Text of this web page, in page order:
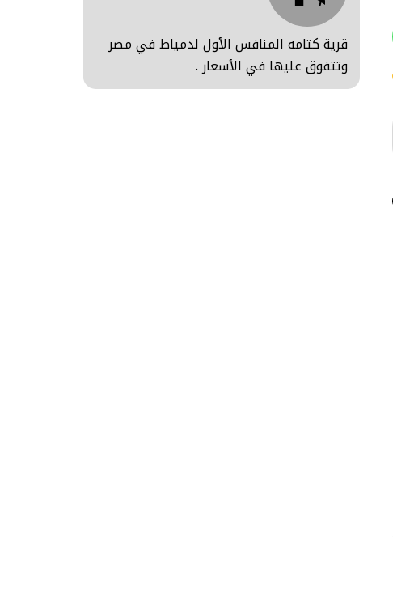
قرية كتامه المنافس الأول لدمياط في مصر
وتتفوق عليها في الأسعار .